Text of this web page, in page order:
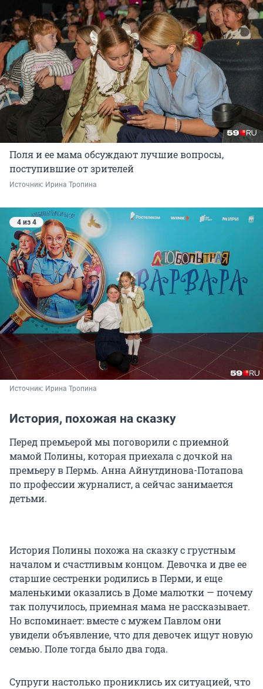
Поля и ее мама обсуждают лучшие вопросы,
поступившие от зрителей
Источник: Ирина Тропина
4 из 4
Источник: Ирина Тропина
История, похожая на сказку
Перед премьерой мы поговорили с приемной
мамой Полины, которая приехала с дочкой на
премьеру в Пермь. Анна Айнутдинова-Потапова
по профессии журналист, а сейчас занимается
детьми.
История Полины похожа на сказку с грустным
началом и счастливым концом. Девочка и две ее
старшие сестренки родились в Перми, и еще
маленькими оказались в Доме малютки — почему
так получилось, приемная мама не рассказывает.
Но вспоминает: вместе с мужем Павлом они
увидели объявление, что для девочек ищут новую
семью. Поле тогда было два года.
Супруги настолько прониклись их ситуацией, что